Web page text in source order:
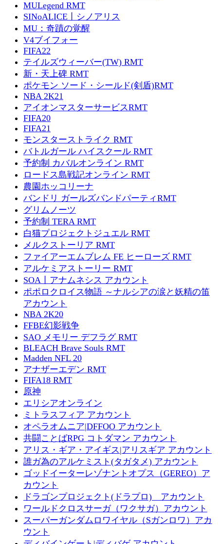
MULegend RMT
SINoALICE丨シノアリス
MU：奇蹟の覚醒
V4ブイフォー
FIFA22
テイルズウィーバー(TW) RMT
新・天上碑 RMT
ポケモン ソード・シールド(剣盾)RMT
NBA 2K21
アイオンマスターサービスRMT
FIFA20
FIFA21
モンスターストライク RMT
バトルガール ハイスクール RMT
予約制 カバルオンライン RMT
ロードス島戦記オンライン RMT
農園ホッコリーナ
バンドリ ガールズバンドパーティRMT
グリムノーツ
予約制 TERA RMT
白猫プロジェクトジュエル RMT
メルクストーリア RMT
ファイアーエムブレム FE ヒーローズ RMT
アルケミアストーリー RMT
SOA丨アナムネシス アカウント
ポポロクロイス物語 ～ナルシアの涙と妖精の笛
アカウント
NBA 2K20
FFBE幻影戦争
SAO メモリー デフラグ RMT
BLEACH Brave Souls RMT
Madden NFL 20
アナザーエデン RMT
FIFA18 RMT
原神
エリシアオンライン
ミトラスフィア アカウント
オペラオムニア|DFFOO アカウント
共闘ことばRPG コトダマン アカウント
アリス・ギア・アイギス|アリスギア アカウント
誰ガ為のアルケミスト(タガタメ) アカウント
ゴッドイーターレゾナントオプス（GEREO）ア
カウント
ドラゴンプロジェクト(ドラプロ) アカウント
ワールドクロスサーガ（ワクサガ）アカウント
スーパーガンダムロワイヤル（Sガンロワ）アカ
ウント